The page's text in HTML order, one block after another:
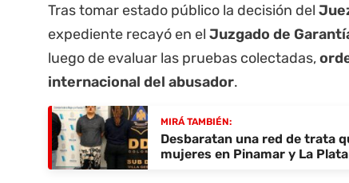
Tras tomar estado público la decisión del
expediente recayó en el Juzgado de
luego de evaluar las pruebas colectadas,
internacional del abusador.
MIRÁ TAMBIÉN:
Desbaratan una red de trata
mujeres en Pinamar y La Plata